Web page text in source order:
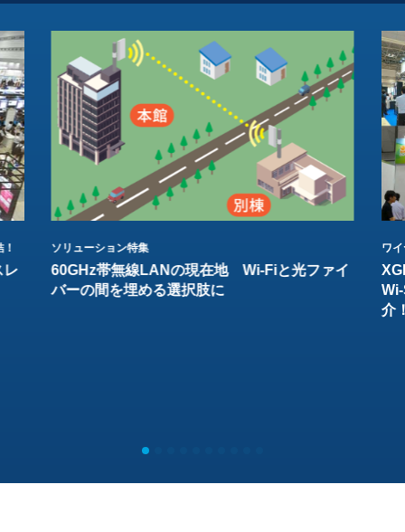
レ
ソリューション特集
60GHz帯無線LANの現在地 Wi-Fiと光ファイ
バーの間を埋める選択肢に
ワ
介